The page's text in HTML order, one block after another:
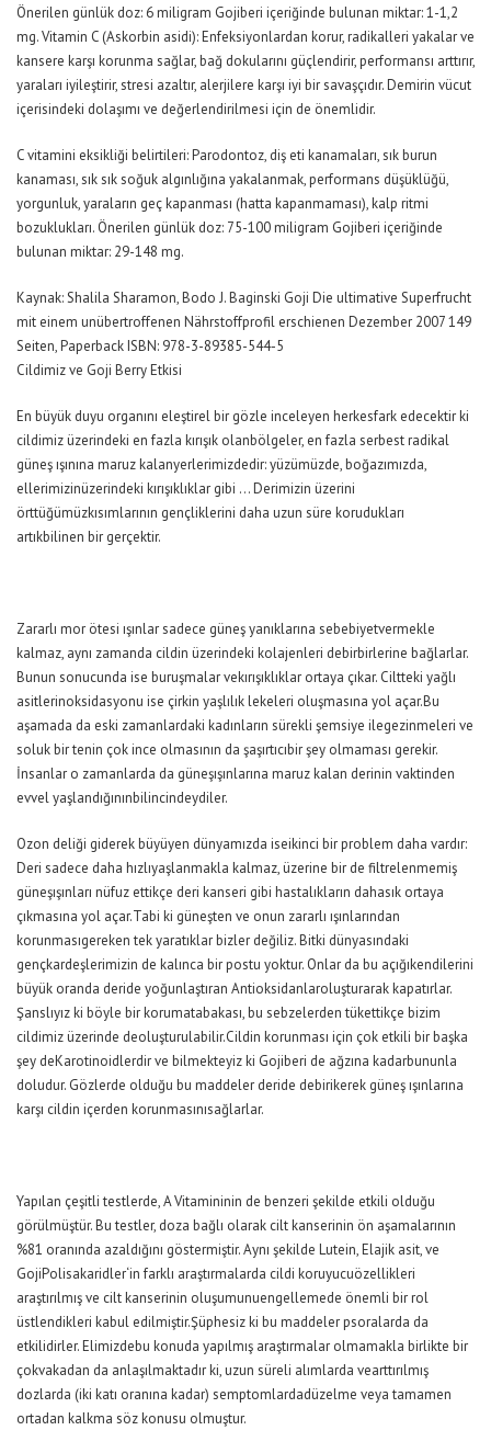
Önerilen günlük doz: 6 miligram Gojiberi içeriğinde bulunan miktar: 1-1,2
mg. Vitamin C (Askorbin asidi): Enfeksiyonlardan korur, radikalleri yakalar ve
kansere karşı korunma sağlar, bağ dokularını güçlendirir, performansı arttırır,
yaraları iyileştirir, stresi azaltır, alerjilere karşı iyi bir savaşçıdır. Demirin vücut
içerisindeki dolaşımı ve değerlendirilmesi için de önemlidir.
C vitamini eksikliği belirtileri: Parodontoz, diş eti kanamaları, sık burun
kanaması, sık sık soğuk algınlığına yakalanmak, performans düşüklüğü,
yorgunluk, yaraların geç kapanması (hatta kapanmaması), kalp ritmi
bozuklukları. Önerilen günlük doz: 75-100 miligram Gojiberi içeriğinde
bulunan miktar: 29-148 mg.
Kaynak: Shalila Sharamon, Bodo J. Baginski Goji Die ultimative Superfrucht
mit einem unübertroffenen Nährstoffprofil erschienen Dezember 2007 149
Seiten, Paperback ISBN: 978-3-89385-544-5
Cildimiz ve Goji Berry Etkisi
En büyük duyu organını eleştirel bir gözle inceleyen herkesfark edecektir ki
cildimiz üzerindeki en fazla kırışık olanbölgeler, en fazla serbest radikal
güneş ışınına maruz kalanyerlerimizdedir: yüzümüzde, boğazımızda,
ellerimizinüzerindeki kırışıklıklar gibi … Derimizin üzerini
örttüğümüzkısımlarının gençliklerini daha uzun süre korudukları
artıkbilinen bir gerçektir.
Zararlı mor ötesi ışınlar sadece güneş yanıklarına sebebiyetvermekle
kalmaz, aynı zamanda cildin üzerindeki kolajenleri debirbirlerine bağlarlar.
Bunun sonucunda ise buruşmalar vekırışıklıklar ortaya çıkar. Ciltteki yağlı
asitlerinoksidasyonu ise çirkin yaşlılık lekeleri oluşmasına yol açar.Bu
aşamada da eski zamanlardaki kadınların sürekli şemsiye ilegezinmeleri ve
soluk bir tenin çok ince olmasının da şaşırtıcıbir şey olmaması gerekir.
İnsanlar o zamanlarda da güneşışınlarına maruz kalan derinin vaktinden
evvel yaşlandığınınbilincindeydiler.
Ozon deliği giderek büyüyen dünyamızda iseikinci bir problem daha vardır:
Deri sadece daha hızlıyaşlanmakla kalmaz, üzerine bir de filtrelenmemiş
güneşışınları nüfuz ettikçe deri kanseri gibi hastalıkların dahasık ortaya
çıkmasına yol açar.Tabi ki güneşten ve onun zararlı ışınlarından
korunmasıgereken tek yaratıklar bizler değiliz. Bitki dünyasındaki
gençkardeşlerimizin de kalınca bir postu yoktur. Onlar da bu açığıkendilerini
büyük oranda deride yoğunlaştıran Antioksidanlaroluşturarak kapatırlar.
Şanslıyız ki böyle bir korumatabakası, bu sebzelerden tükettikçe bizim
cildimiz üzerinde deoluşturulabilir.Cildin korunması için çok etkili bir başka
şey deKarotinoidlerdir ve bilmekteyiz ki Gojiberi de ağzına kadarbununla
doludur. Gözlerde olduğu bu maddeler deride debirikerek güneş ışınlarına
karşı cildin içerden korunmasınısağlarlar.
Yapılan çeşitli testlerde, A Vitamininin de benzeri şekilde etkili olduğu
görülmüştür. Bu testler, doza bağlı olarak cilt kanserinin ön aşamalarının
%81 oranında azaldığını göstermiştir. Aynı şekilde Lutein, Elajik asit, ve
GojiPolisakaridler‘in farklı araştırmalarda cildi koruyucuözellikleri
araştırılmış ve cilt kanserinin oluşumunuengellemede önemli bir rol
üstlendikleri kabul edilmiştir.Şüphesiz ki bu maddeler psoralarda da
etkilidirler. Elimizdebu konuda yapılmış araştırmalar olmamakla birlikte bir
çokvakadan da anlaşılmaktadır ki, uzun süreli alımlarda vearttırılmış
dozlarda (iki katı oranına kadar) semptomlardadüzelme veya tamamen
ortadan kalkma söz konusu olmuştur.